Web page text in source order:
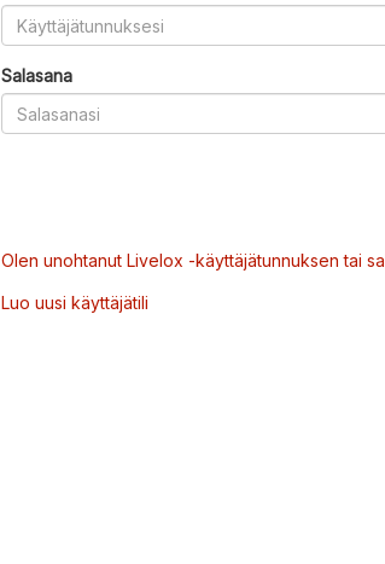
Salasana
Olen unohtanut Livelox -käyttäjätunnuksen tai
Luo uusi käyttäjätili